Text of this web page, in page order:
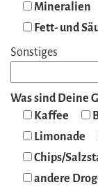
Mineralien
Fett- und
Sonstiges
Was sind Deine
Kaffee
Limonade
Chips/
andere